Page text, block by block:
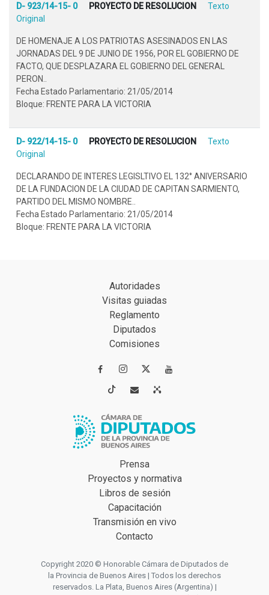
D- 923/14-15- 0 PROYECTO DE RESOLUCION
Texto
Original
DE HOMENAJE A LOS PATRIOTAS ASESINADOS EN LAS
JORNADAS DEL 9 DE JUNIO DE 1956, POR EL GOBIERNO DE
FACTO, QUE DESPLAZARA EL GOBIERNO DEL GENERAL
PERON..
Fecha Estado Parlamentario: 21/05/2014
Bloque: FRENTE PARA LA VICTORIA
D- 922/14-15- 0 PROYECTO DE RESOLUCION
Texto
Original
DECLARANDO DE INTERES LEGISLTIVO EL 132° ANIVERSARIO
DE LA FUNDACION DE LA CIUDAD DE CAPITAN SARMIENTO,
PARTIDO DEL MISMO NOMBRE..
Fecha Estado Parlamentario: 21/05/2014
Bloque: FRENTE PARA LA VICTORIA
Autoridades
Visitas guiadas
Reglamento
Diputados
Comisiones
 
 
Prensa
Proyectos y normativa
Libros de sesión
Capacitación
Transmisión en vivo
Contacto
Copyright 2020 © Honorable Cámara de Diputados de
la Provincia de Buenos Aires | Todos los derechos
reservados. La Plata, Buenos Aires (Argentina) |